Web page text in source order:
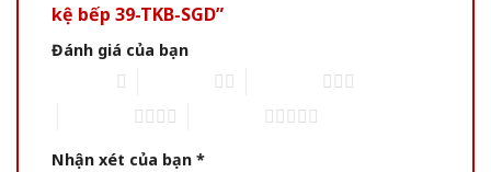
kệ bếp 39-TKB-SGD”
Đánh giá của bạn
Nhận xét của bạn *